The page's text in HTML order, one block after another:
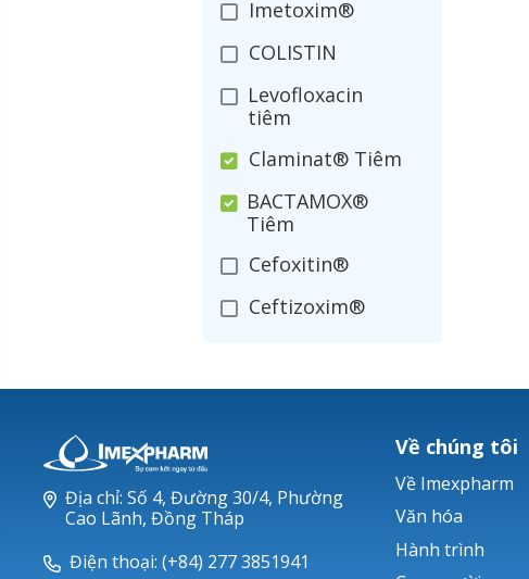
Imetoxim®
COLISTIN
Levofloxacin
tiêm
Claminat® Tiêm
BACTAMOX®
Tiêm
Cefoxitin®
Ceftizoxim®
Nerusyn®
Ticarlinat®
Zobacta®
Địa chỉ: Số 4, Đường 30/4, Phường
Cao Lãnh, Đồng Tháp
Điện thoại: (+84) 277 3851941
Về chúng tôi
Về Imexpharm
Văn hóa
Hành trình